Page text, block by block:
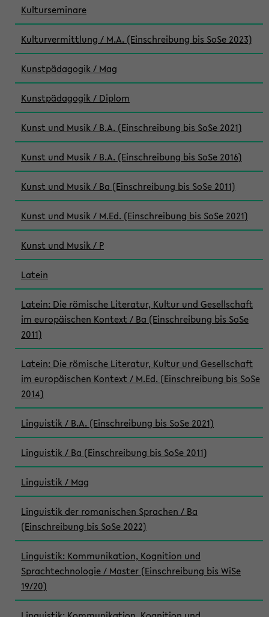
Kulturseminare
Kulturvermittlung / M.A. (Einschreibung bis SoSe 2023)
Kunstpädagogik / Mag
Kunstpädagogik / Diplom
Kunst und Musik / B.A. (Einschreibung bis SoSe 2021)
Kunst und Musik / B.A. (Einschreibung bis SoSe 2016)
Kunst und Musik / Ba (Einschreibung bis SoSe 2011)
Kunst und Musik / M.Ed. (Einschreibung bis SoSe 2021)
Kunst und Musik / P
Latein
Latein: Die römische Literatur, Kultur und Gesellschaft
im europäischen Kontext / Ba (Einschreibung bis SoSe
2011)
Latein: Die römische Literatur, Kultur und Gesellschaft
im europäischen Kontext / M.Ed. (Einschreibung bis SoSe
2014)
Linguistik / B.A. (Einschreibung bis SoSe 2021)
Linguistik / Ba (Einschreibung bis SoSe 2011)
Linguistik / Mag
Linguistik der romanischen Sprachen / Ba
(Einschreibung bis SoSe 2022)
Linguistik: Kommunikation, Kognition und
Sprachtechnologie / Master (Einschreibung bis WiSe
19/20)